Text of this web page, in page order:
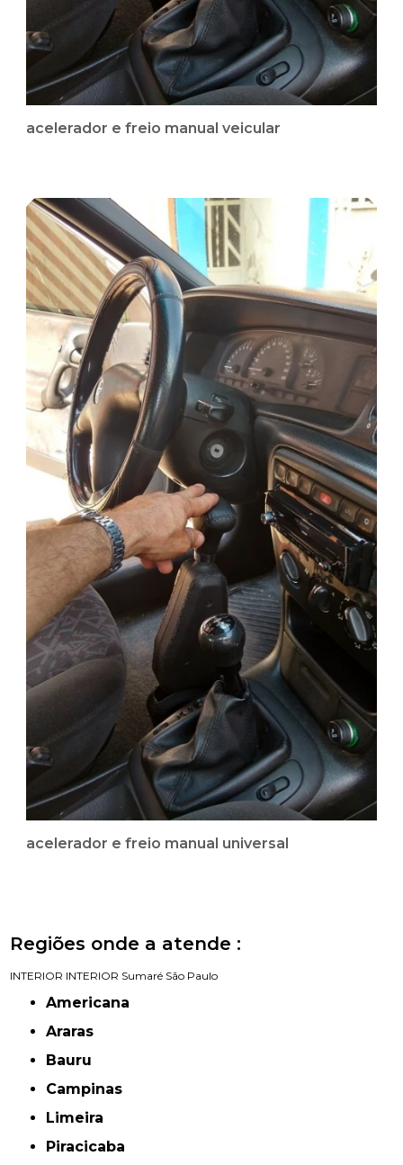
acelerador e freio manual veicular
acelerador e freio manual universal
Regiões onde a atende :
INTERIOR INTERIOR Sumaré São Paulo
Americana
Araras
Bauru
Campinas
Limeira
Piracicaba